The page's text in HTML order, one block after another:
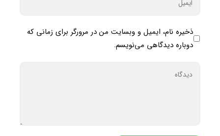
ذخیره نام، ایمیل و وبسایت من در مرورگر برای زمانی که
دوباره دیدگاهی می‌نویسم.